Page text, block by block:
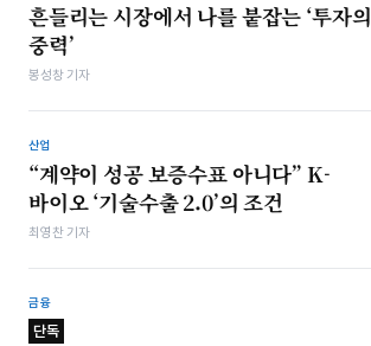
흔들리는 시장에서 나를 붙잡는 ‘투자의
중력’
봉성창 기자
산업
“계약이 성공 보증수표 아니다” K-
바이오 ‘기술수출 2.0’의 조건
최영찬 기자
금융
단독